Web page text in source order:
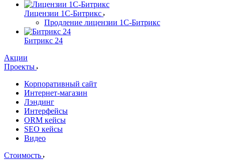
Лицензии 1С-Битрикс
Продление лицензии 1С-Битрикс
Битрикс 24
Акции
Проекты
Корпоративный сайт
Интернет-магазин
Лэндинг
Интерфейсы
ORM кейсы
SEO кейсы
Видео
Стоимость